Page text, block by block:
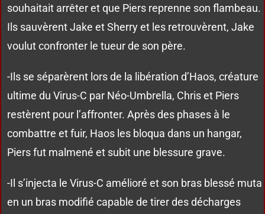
souhaitait arrêter et que Piers reprenne son flambeau.
Ils sauvèrent Jake et Sherry et les retrouvèrent, Jake
voulut confronter le tueur de son père.
-Ils se séparèrent lors de la libération d’Haos, créature
ultime du Virus-C par Néo-Umbrella, Chris et Piers
restèrent pour l’affronter. Après des phases à le
combattre et fuir, Haos les bloqua dans un hangar,
Piers fut malmené et subit une blessure grave.
-Il s’injecta le Virus-C amélioré et son bras blessé muta
en un bras modifié capable de tirer des décharges